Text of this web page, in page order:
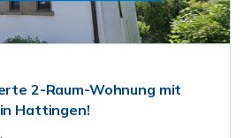
2-Raum-Wohnung mit
Hattingen!